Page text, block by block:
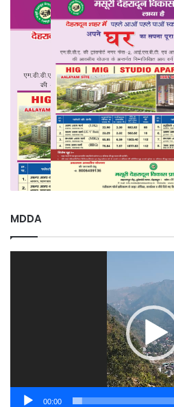
MDDA
00:00